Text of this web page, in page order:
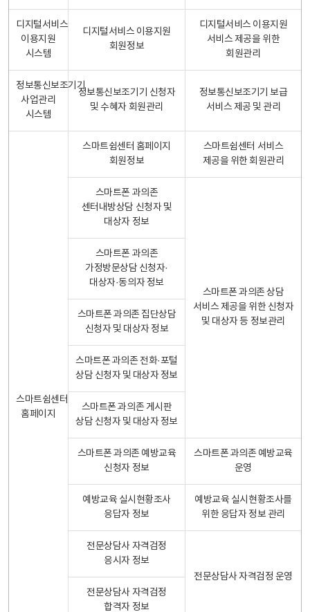
디지털서비스
이용지원
시스템
디지털서비스 이용지원
회원정보
디지털서비스 이용지원
서비스 제공을 위한
회원관리
정보통신보조기기
사업관리
시스템
정보통신보조기기 신청자
및 수혜자 회원관리
정보통신보조기기 보급
서비스 제공 및 관리
스마트쉼센터
홈페이지
스마트쉼센터 홈페이지
회원정보
스마트쉼센터 서비스
제공을 위한 회원관리
스마트폰 과의존
센터내방상담 신청자 및
대상자 정보
스마트폰 과의존 상담
서비스 제공을 위한 신청자
및 대상자 등 정보관리
스마트폰 과의존
가정방문상담 신청자·
대상자·동의자 정보
스마트폰 과의존 집단상담
신청자 및 대상자 정보
스마트폰 과의존 전화·포털
상담 신청자 및 대상자 정보
스마트폰 과의존 게시판
상담 신청자 및 대상자 정보
스마트폰 과의존 예방교육
신청자 정보
스마트폰 과의존 예방교육
운영
예방교육 실시현황조사
응답자 정보
예방교육 실시현황조사를
위한 응답자 정보 관리
전문상담사 자격검정
응시자 정보
전문상담사 자격검정 운영
전문상담사 자격검정
합격자 정보